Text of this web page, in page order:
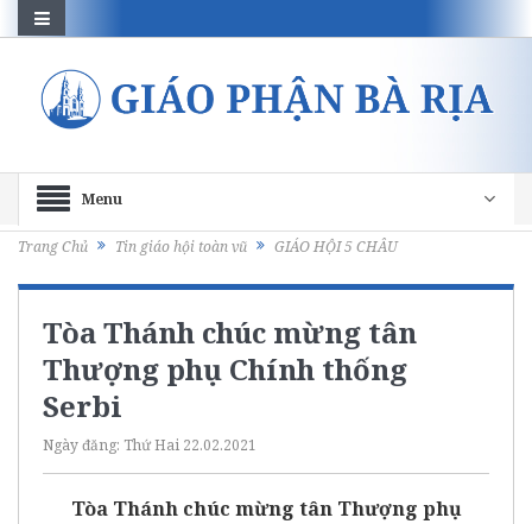
Menu
Trang Chủ Tin giáo hội toàn vũ GIÁO HỘI 5 CHÂU
Tòa Thánh chúc mừng tân
Thượng phụ Chính thống
Serbi
Ngày đăng: Thứ Hai 22.02.2021
Tòa Thánh chúc mừng tân Thượng phụ